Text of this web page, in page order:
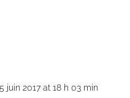
juin 2017 at 18 h 03 min